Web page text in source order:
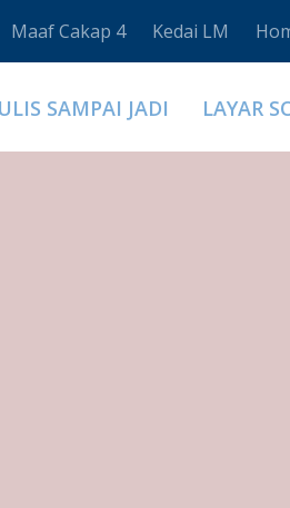
Maaf Cakap 4 Kedai LM
SAMPAI JADI LAYAR